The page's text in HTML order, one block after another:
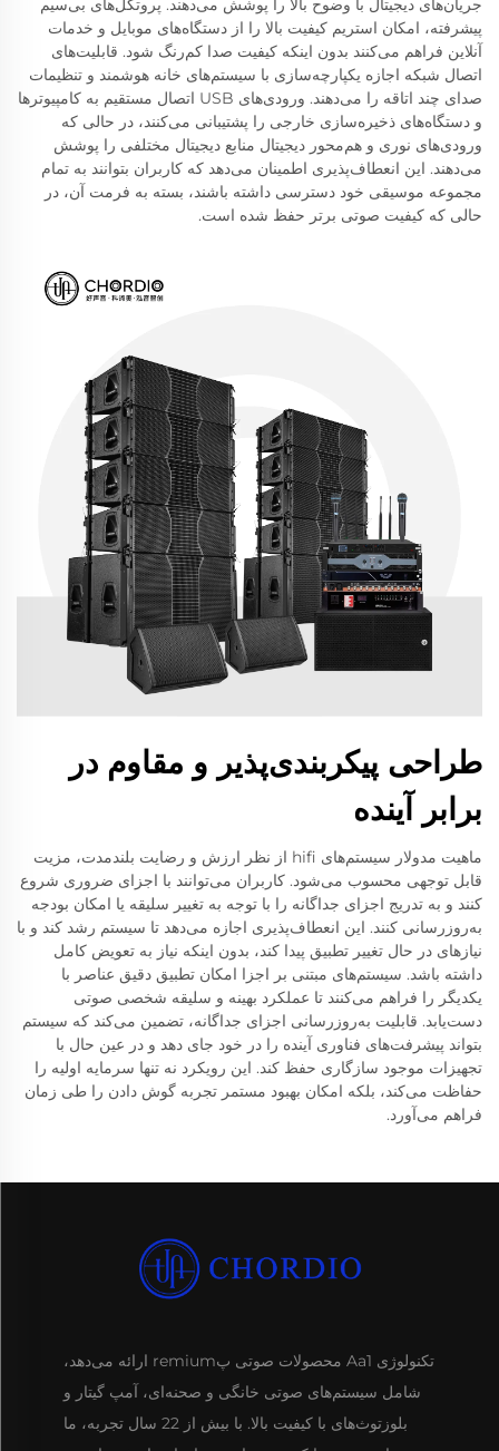
جریان‌های دیجیتال با وضوح بالا را پوشش می‌دهند. پروتکل‌های بی‌سیم
پیشرفته، امکان استریم کیفیت بالا را از دستگاه‌های موبایل و خدمات
آنلاین فراهم می‌کنند بدون اینکه کیفیت صدا کم‌رنگ شود. قابلیت‌های
اتصال شبکه اجازه یکپارچه‌سازی با سیستم‌های خانه هوشمند و تنظیمات
صدای چند اتاقه را می‌دهند. ورودی‌های USB اتصال مستقیم به کامپیوترها
و دستگاه‌های ذخیره‌سازی خارجی را پشتیبانی می‌کنند، در حالی که
ورودی‌های نوری و هم‌محور دیجیتال منابع دیجیتال مختلفی را پوشش
می‌دهند. این انعطاف‌پذیری اطمینان می‌دهد که کاربران بتوانند به تمام
مجموعه موسیقی خود دسترسی داشته باشند، بسته به فرمت آن، در
حالی که کیفیت صوتی برتر حفظ شده است.
طراحی پیکربندی‌پذیر و مقاوم در
برابر آینده
ماهیت مدولار سیستم‌های hifi از نظر ارزش و رضایت بلندمدت، مزیت
قابل توجهی محسوب می‌شود. کاربران می‌توانند با اجزای ضروری شروع
کنند و به تدریج اجزای جداگانه را با توجه به تغییر سلیقه یا امکان بودجه
به‌روزرسانی کنند. این انعطاف‌پذیری اجازه می‌دهد تا سیستم رشد کند و با
نیازهای در حال تغییر تطبیق پیدا کند، بدون اینکه نیاز به تعویض کامل
داشته باشد. سیستم‌های مبتنی بر اجزا امکان تطبیق دقیق عناصر با
یکدیگر را فراهم می‌کنند تا عملکرد بهینه و سلیقه شخصی صوتی
دست‌یابد. قابلیت به‌روزرسانی اجزای جداگانه، تضمین می‌کند که سیستم
بتواند پیشرفت‌های فناوری آینده را در خود جای دهد و در عین حال با
تجهیزات موجود سازگاری حفظ کند. این رویکرد نه تنها سرمایه اولیه را
حفاظت می‌کند، بلکه امکان بهبود مستمر تجربه گوش دادن را طی زمان
فراهم می‌آورد.
تکنولوژی Aa1 محصولات صوتی پremium ارائه می‌دهد،
شامل سیستم‌های صوتی خانگی و صحنه‌ای، آمپ گیتار و
بلوزتوث‌های با کیفیت بالا. با بیش از 22 سال تجربه، ما